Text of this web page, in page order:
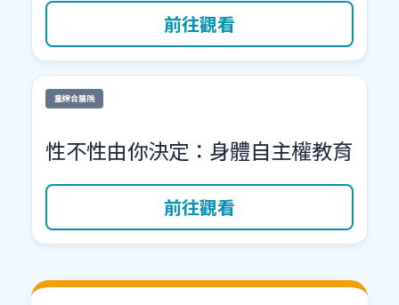
前往觀看
童綜合醫院
性不性由你決定：身體自主權教育
前往觀看